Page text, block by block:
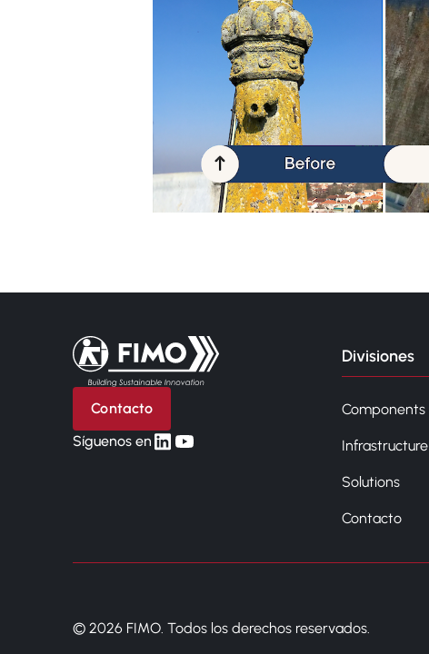
Volver a la página principal
Contacto
Síguenos en linkedin
yt
Divisiones
Components
Infrastructure
Solutions
Contacto
© 2026 FIMO. Todos los derechos reservados.